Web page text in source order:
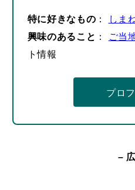
特に好きなもの ： しま
興味のあること ： ご当
ト情報
プロ
–